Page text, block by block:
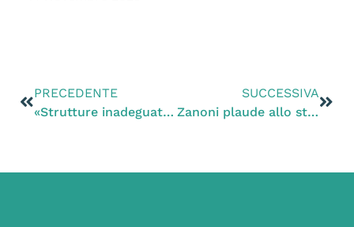
PRECEDENTE
«Strutture inadeguate come il delfinario di Rimini devono essere chiuse»
SUCCESSIVA
Zanoni plaude allo stop del Palio dei mussi di Arzignano (VI)